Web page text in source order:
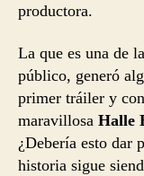
productora.
La que es una de
público, generó
primer tráiler y
maravillosa Halle
¿Debería esto dar
historia sigue